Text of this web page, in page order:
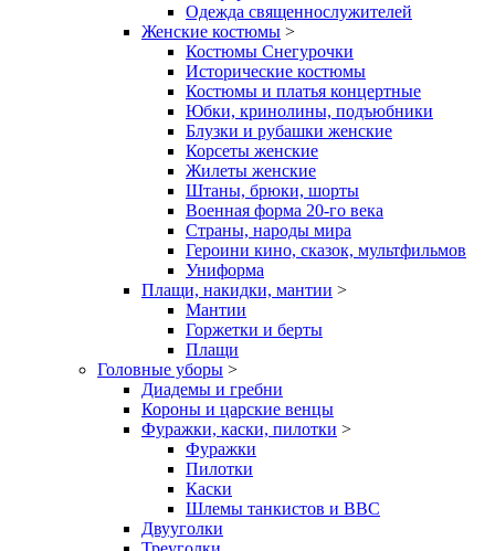
Одежда священнослужителей
Женские костюмы >
Костюмы Снегурочки
Исторические костюмы
Костюмы и платья концертные
Юбки, кринолины, подъюбники
Блузки и рубашки женские
Корсеты женские
Жилеты женские
Штаны, брюки, шорты
Военная форма 20-го века
Страны, народы мира
Героини кино, сказок, мультфильмов
Униформа
Плащи, накидки, мантии >
Мантии
Горжетки и берты
Плащи
Головные уборы >
Диадемы и гребни
Короны и царские венцы
Фуражки, каски, пилотки >
Фуражки
Пилотки
Каски
Шлемы танкистов и ВВС
Двууголки